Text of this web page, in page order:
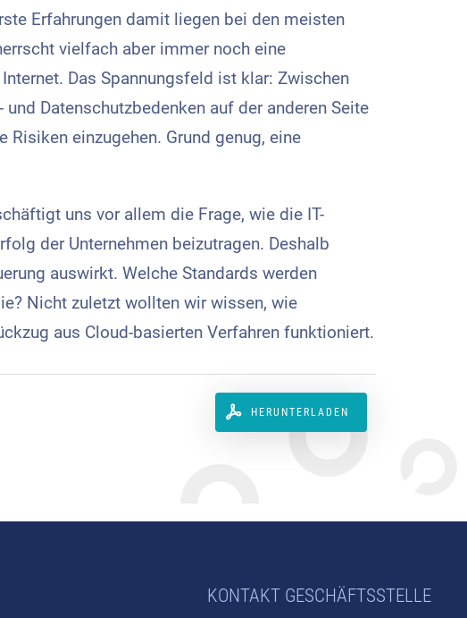
Erfahrungen damit liegen bei den meisten
vielfach aber immer noch eine
Das Spannungsfeld ist klar: Zwischen
Datenschutzbedenken auf der anderen Seite
einzugehen. Grund genug, eine
uns vor allem die Frage, wie die IT-
der Unternehmen beizutragen. Deshalb
auswirkt. Welche Standards werden
Nicht zuletzt wollten wir wissen, wie
aus Cloud-basierten Verfahren funktioniert.
HERUNTERLADEN
KONTAKT GESCHÄFTSSTELLE